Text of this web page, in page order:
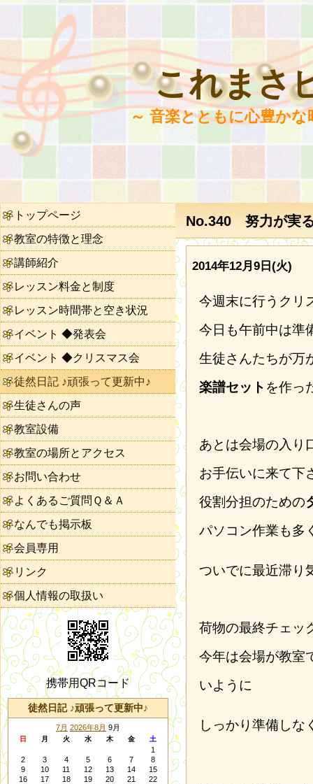
これまさ
～ 音楽とともに心豊か
No.340 努力が実
2014年12月9日(火)
今週末に行うクリ
今日も午前中は準
生徒さんたちが万
楽譜セット を作っ
あとは会場の入り
お手伝いに来て下
役割分担のための
パソコン作業も多
ついでに最近滞り
荷物の最終チェッ
今年は会場が教室
いように
しっかり準備しな
トップページ
教室の特徴と理念
講師紹介
レッスン料金と制度
レッスン時間帯と空き状況
イベント ◆発表会
イベント ◆クリスマス会
徒然日記 ♪頑張って更新中♪
生徒さんの声
教室設備
教室の場所とアクセス
お問い合わせ
よくあるご質問Ｑ＆Ａ
なんでも掲示板
会員専用
リンク
個人情報の取扱い
携帯用QRコード
徒然日記 ♪頑張って更新中♪
7月 2026年8月 9月
日 月 火 水 木 金 土
1
2
3 4 5 6 7
8
9
10 11 12 13 14
15
16
17 18 19 20 21
22